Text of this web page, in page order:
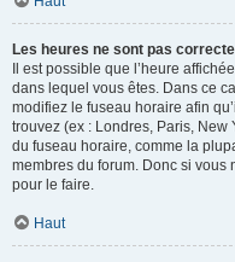
Les heures ne sont pas
Il est possible que l’heure
dans lequel vous êtes. Dans ce
modifiez le fuseau horaire afin
trouvez (ex : Londres, Paris, New
du fuseau horaire, comme la
membres du forum. Donc si vous
pour le faire.
Haut